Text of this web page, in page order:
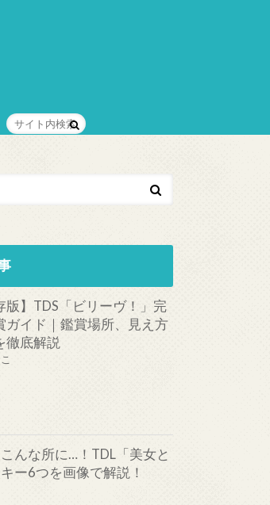
版】TDS「ビリーヴ！」完
ガイド｜鑑賞場所、見え方
徹底解説
んな所に…！TDL「美女と
ー6つを画像で解説！